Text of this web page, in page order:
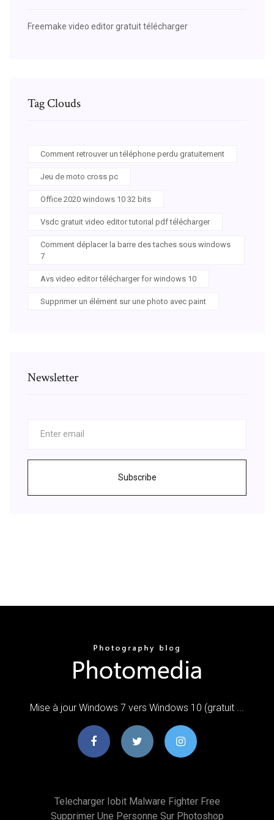
Freemake video editor gratuit télécharger
Tag Clouds
Comment retrouver un téléphone perdu gratuitement
Jeu de moto cross pc
Office 2020 windows 10 32 bits
Vsdc gratuit video editor tutorial pdf télécharger
Comment déplacer la barre des taches sous windows
7
Avs video editor télécharger for windows 10
Supprimer un élément sur une photo avec paint
Newsletter
Subscribe
Mise à jour Windows 7 vers Windows 10 (gratuit ...
Telecharger Iobit Malware Fighter Free
Supprimer Une Personne Sur Photoshop